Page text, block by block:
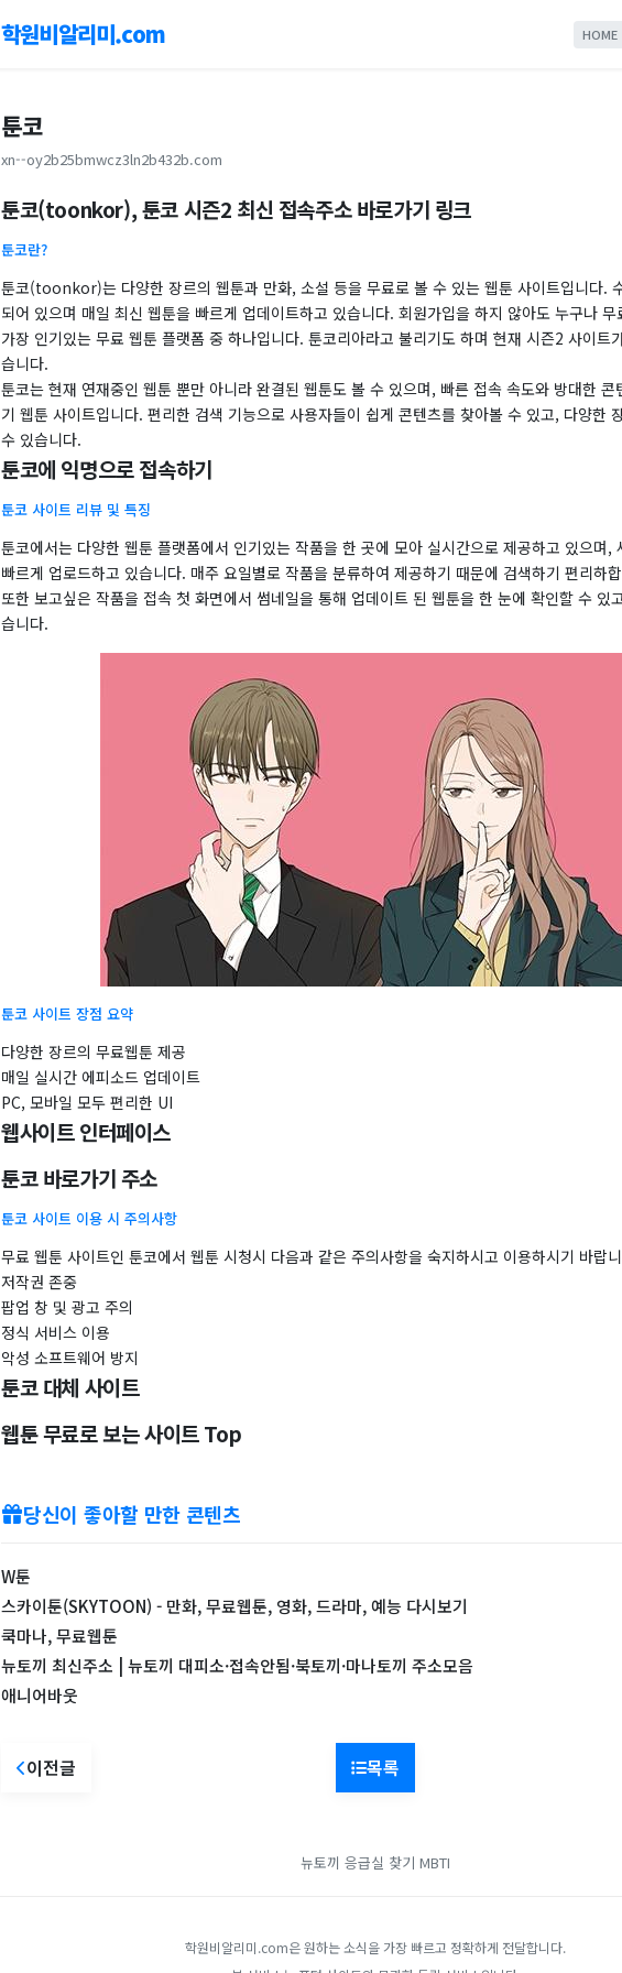
학원비알리미.com HOME
툰코
xn--oy2b25bmwcz3ln2b432b.com
툰코(toonkor), 툰코 시즌2 최신 접속주소 바로가기 링크
툰코란?
툰코(toonkor)는 다양한 장르의 웹툰과 만화, 소설 등을 무료로 볼 수 있는 웹툰 사이트입니다.
되어 있으며 매일 최신 웹툰을 빠르게 업데이트하고 있습니다. 회원가입을 하지 않아도 누구나
가장 인기있는 무료 웹툰 플랫폼 중 하나입니다. 툰코리아라고 불리기도 하며 현재 시즌2 사이트
습니다.
툰코는 현재 연재중인 웹툰 뿐만 아니라 완결된 웹툰도 볼 수 있으며, 빠른 접속 속도와 방대한 콘
기 웹툰 사이트입니다. 편리한 검색 기능으로 사용자들이 쉽게 콘텐츠를 찾아볼 수 있고, 다양한
수 있습니다.
툰코에 익명으로 접속하기
툰코 사이트 리뷰 및 특징
툰코에서는 다양한 웹툰 플랫폼에서 인기있는 작품을 한 곳에 모아 실시간으로 제공하고 있으며,
빠르게 업로드하고 있습니다. 매주 요일별로 작품을 분류하여 제공하기 때문에 검색하기 편리하
또한 보고싶은 작품을 접속 첫 화면에서 썸네일을 통해 업데이트 된 웹툰을 한 눈에 확인할 수 있
습니다.
툰코 사이트 장점 요약
다양한 장르의 무료웹툰 제공
매일 실시간 에피소드 업데이트
PC, 모바일 모두 편리한 UI
웹사이트 인터페이스
툰코 바로가기 주소
툰코 사이트 이용 시 주의사항
무료 웹툰 사이트인 툰코에서 웹툰 시청시 다음과 같은 주의사항을 숙지하시고 이용하시기 바랍
저작권 존중
팝업 창 및 광고 주의
정식 서비스 이용
악성 소프트웨어 방지
툰코 대체 사이트
웹툰 무료로 보는 사이트 Top
당신이 좋아할 만한 콘텐츠
W툰
스카이툰(SKYTOON) - 만화, 무료웹툰, 영화, 드라마, 예능 다시보기
쿡마나, 무료웹툰
뉴토끼 최신주소 | 뉴토끼 대피소·접속안됨·북토끼·마나토끼 주소모음
애니어바웃
이전글 목록
뉴토끼 응급실 찾기 MBTI
학원비알리미.com은 원하는 소식을 가장 빠르고 정확하게 전달합니다.